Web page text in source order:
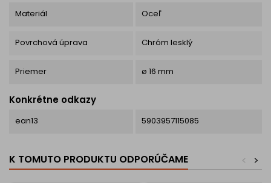
Materiál Oceľ
Povrchová úprava Chróm lesklý
Priemer ø 16 mm
Konkrétne odkazy
ean13 5903957115085
K TOMUTO PRODUKTU ODPORÚČAME >
<